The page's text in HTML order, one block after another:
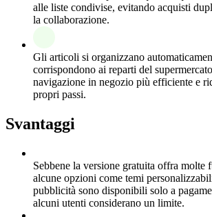
alle liste condivise, evitando acquisti
la collaborazione.
Gli articoli si organizzano
corrispondono ai reparti del
navigazione in negozio più efficiente e
propri passi.
Svantaggi
Sebbene la versione gratuita offra molte
alcune opzioni come temi
pubblicità sono disponibili solo a
alcuni utenti considerano un limite.